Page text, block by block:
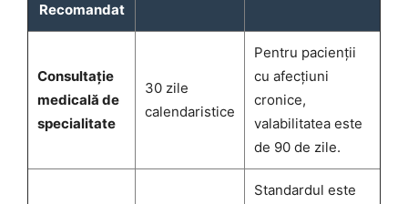
Recomandat
Consultație
medicală de
specialitate
30 zile
calendaristice
Pentru pacienții
cu afecțiuni
cronice,
valabilitatea este
de 90 de zile.
Standardul este